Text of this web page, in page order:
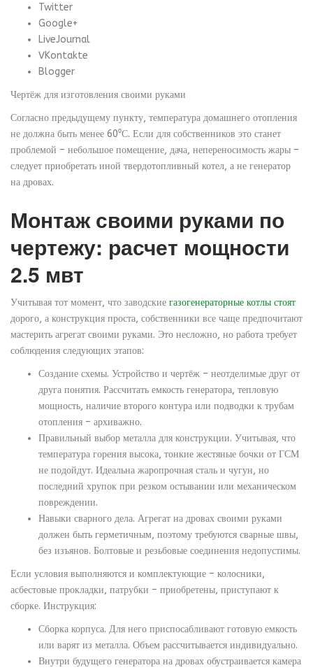
Twitter
Google+
LiveJournal
VKontakte
Blogger
Чертёж для изготовления своими руками
Согласно предыдущему пункту, температура домашнего отопления
не должна быть менее 60⁰С. Если для собственников это станет
проблемой – небольшое помещение, дача, непереносимость жары –
следует приобретать иной твердотопливный котел, а не генератор
на дровах.
Монтаж своими руками по
чертежу: расчет мощности
2.5 мвт
Учитывая тот момент, что заводские газогенераторные котлы стоят
дорого, а конструкция проста, собственники все чаще предпочитают
мастерить агрегат своими руками. Это несложно, но работа требует
соблюдения следующих этапов:
Создание схемы. Устройство и чертёж – неотделимые друг от
друга понятия. Рассчитать емкость генератора, тепловую
мощность, наличие второго контура или подводки к трубам
отопления – архиважно.
Правильный выбор металла для конструкции. Учитывая, что
температура горения высока, тонкие жестяные бочки от ГСМ
не подойдут. Идеальна жаропрочная сталь и чугун, но
последний хрупок при резком остывании или механическом
повреждении.
Навыки сварного дела. Агрегат на дровах своими руками
должен быть герметичным, поэтому требуются сварные швы,
без изъянов. Болтовые и резьбовые соединения недопустимы.
Если условия выполняются и комплектующие – колосники,
асбестовые прокладки, патрубки – приобретены, приступают к
сборке. Инструкция:
Сборка корпуса. Для него приспосабливают готовую емкость
или варят из металла. Объем рассчитывается индивидуально.
Внутри будущего генератора на дровах обустраивается камера